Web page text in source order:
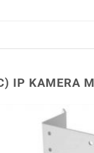
IP KAMERA